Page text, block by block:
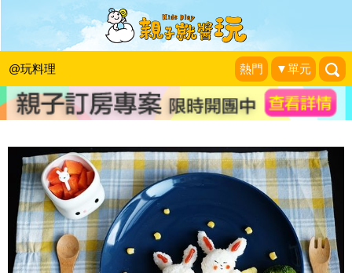
@玩料理 熱門 ▼單元
跟著玉兔賞月去！兒童便當食譜～中秋
節早餐
1＋1＝3 玩學樂生活|2017-10-04